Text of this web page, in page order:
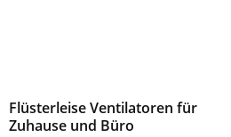
Flüsterleise Ventilatoren für
Zuhause und Büro